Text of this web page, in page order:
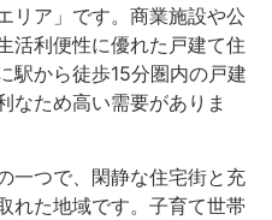
リア」です。商業施設や公
活利便性に優れた戸建て住
駅から徒歩15分圏内の戸建
なため高い需要がありま
一つで、閑静な住宅街と充
れた地域です。子育て世帯